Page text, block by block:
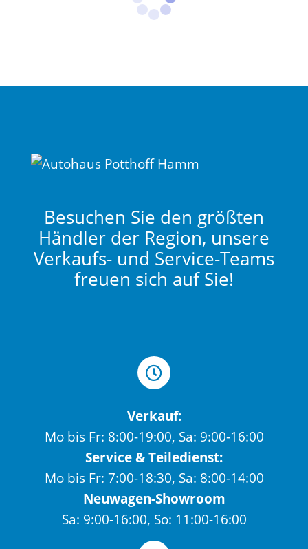
Besuchen Sie den größten
Händler der Region, unsere
Verkaufs- und Service-Teams
freuen sich auf Sie!
Verkauf:
Mo bis Fr: 8:00-19:00, Sa: 9:00-16:00
Service & Teiledienst:
Mo bis Fr: 7:00-18:30, Sa: 8:00-14:00
Neuwagen-Showroom
Sa: 9:00-16:00, So: 11:00-16:00